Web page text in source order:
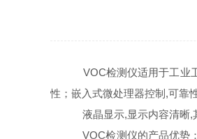
VOC检测仪适用于工业
性；嵌入式微处理器控制,可靠
液晶显示,显示内容清晰,
VOC检测仪的产品优势